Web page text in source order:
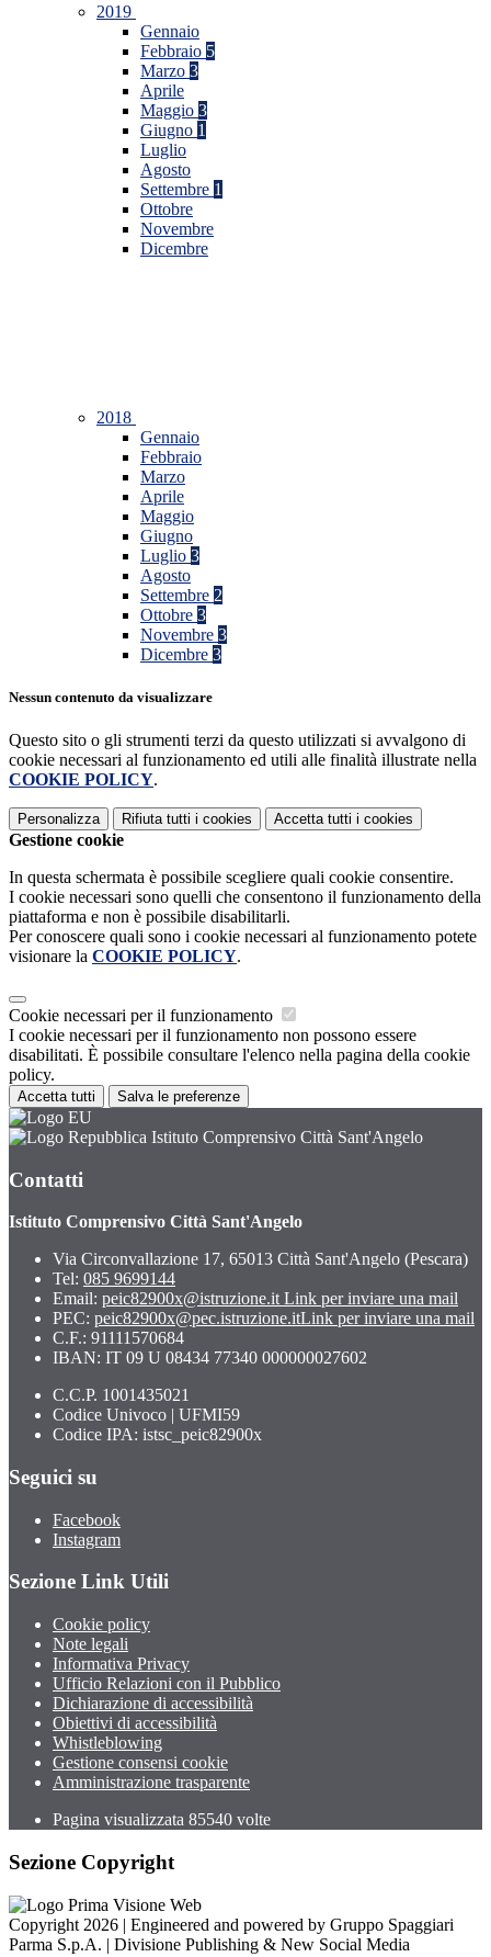
2019
Gennaio
Febbraio 5
Marzo 3
Aprile
Maggio 3
Giugno 1
Luglio
Agosto
Settembre 1
Ottobre
Novembre
Dicembre
2018
Gennaio
Febbraio
Marzo
Aprile
Maggio
Giugno
Luglio 3
Agosto
Settembre 2
Ottobre 3
Novembre 3
Dicembre 3
Nessun contenuto da visualizzare
Questo sito o gli strumenti terzi da questo utilizzati si avvalgono di
cookie necessari al funzionamento ed utili alle finalità illustrate nella
COOKIE POLICY.
Personalizza Rifiuta tutti i cookies Accetta tutti i cookies
Gestione cookie
In questa schermata è possibile scegliere quali cookie consentire.
I cookie necessari sono quelli che consentono il funzionamento della
piattaforma e non è possibile disabilitarli.
Per conoscere quali sono i cookie necessari al funzionamento potete
visionare la COOKIE POLICY.
Cookie necessari per il funzionamento
I cookie necessari per il funzionamento non possono essere
disabilitati. È possibile consultare l'elenco nella pagina della cookie
policy.
Accetta tutti Salva le preferenze
Istituto Comprensivo Città Sant'Angelo
Contatti
Istituto Comprensivo Città Sant'Angelo
Via Circonvallazione 17, 65013 Città Sant'Angelo (Pescara)
Tel: 085 9699144
Email: peic82900x@istruzione.it Link per inviare una mail
PEC: peic82900x@pec.istruzione.itLink per inviare una mail
C.F.: 91111570684
IBAN: IT 09 U 08434 77340 000000027602
C.C.P. 1001435021
Codice Univoco | UFMI59
Codice IPA: istsc_peic82900x
Seguici su
Facebook
Instagram
Sezione Link Utili
Cookie policy
Note legali
Informativa Privacy
Ufficio Relazioni con il Pubblico
Dichiarazione di accessibilità
Obiettivi di accessibilità
Whistleblowing
Gestione consensi cookie
Amministrazione trasparente
Pagina visualizzata 85540 volte
Sezione Copyright
Copyright 2026 | Engineered and powered by Gruppo Spaggiari
Parma S.p.A. | Divisione Publishing & New Social Media